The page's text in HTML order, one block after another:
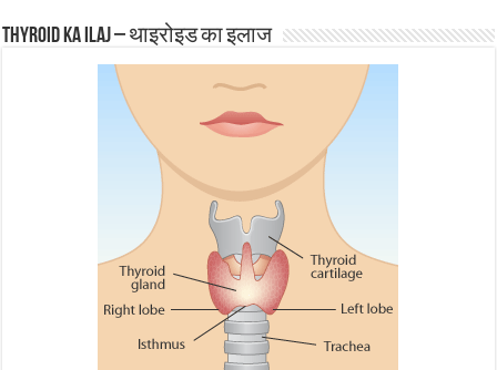
Thyroid ka ilaj – थाइरोइड का इलाज